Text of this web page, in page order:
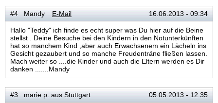
#4 Mandy E-Mail 16.06.2013 - 09:34
Hallo "Teddy" ich finde es echt super was Du hier auf die Beine
stellst . Deine Besuche bei den Kindern in den Notunterkünften
hat so manchem Kind ,aber auch Erwachsenem ein Lächeln ins
Gesicht gezaubert und so manche Freudenträne fließen lassen.
Mach weiter so ....die Kinder und auch die Eltern werden es Dir
danken .......Mandy
#3 marie p. aus Stuttgart 05.05.2013 - 12:35